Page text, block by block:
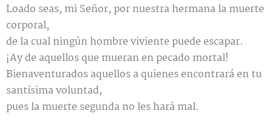
Loado seas, mi Señor, por nuestra hermana la muerte
corporal,
de la cual ningún hombre viviente puede escapar.
¡Ay de aquellos que mueran en pecado mortal!
Bienaventurados aquellos a quienes encontrará en tu
santísima voluntad,
pues la muerte segunda no les hará mal.